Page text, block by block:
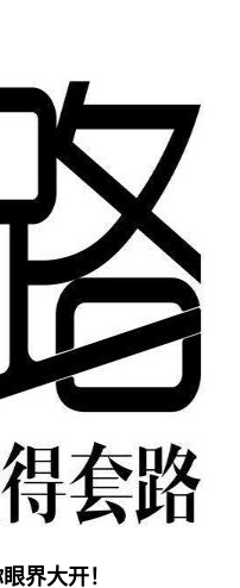
界大开！